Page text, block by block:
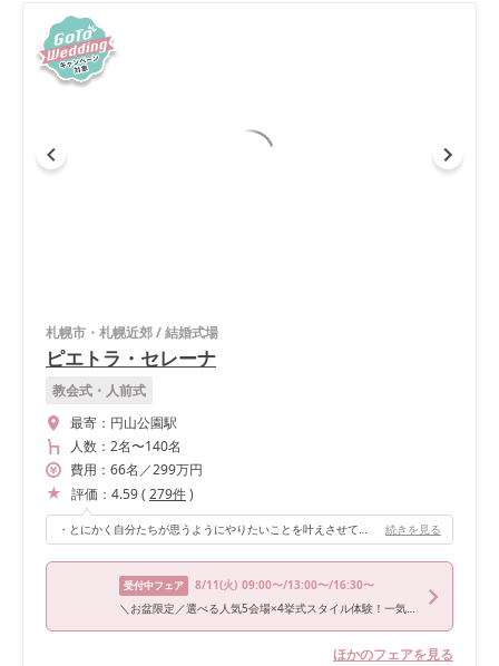
札幌市・札幌近郊/結婚式場
ピエトラ・セレーナ
教会式・人前式
最寄： 円山公園駅
人数： 2名〜140名
費用： 66名 ／299万円
評価： 4.59( 279件)
・とにかく自分たちが思うようにやりたいことを叶えさせてくれる会場です！ ・お料理もとても美味しく満足感が得られるボリュームです。 ・スタッフさん一人一人がとても気遣いがお上手なのでゲストの方もその対応に感動されておりました！ ・死角になる柱や壁などが全くないのでどのお席でもゲストの方が主役を見やすい、写真を撮りやすい会場であることもオススメするポイントです！ 続きを見る
受付中フェア 8/11(火) 09:00〜/13:00〜/16:30〜
＼お盆限定／選べる人気5会場×4挙式スタイル体験！一気見ツアー
ほかのフェアを見る